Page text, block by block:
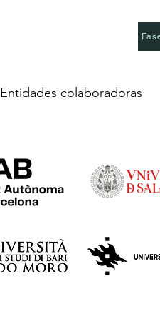
Entidades colaboradoras